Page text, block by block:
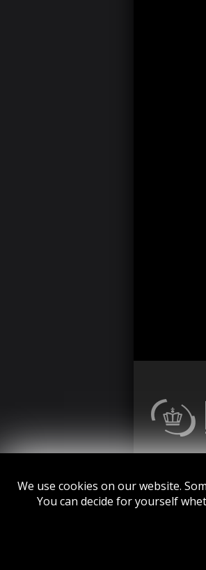
We use cookies on our website.
You can decide for yourself